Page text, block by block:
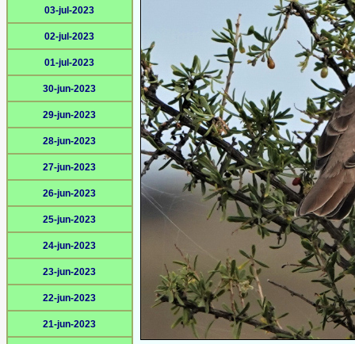
03-jul-2023
02-jul-2023
01-jul-2023
30-jun-2023
29-jun-2023
28-jun-2023
27-jun-2023
26-jun-2023
25-jun-2023
24-jun-2023
23-jun-2023
22-jun-2023
21-jun-2023